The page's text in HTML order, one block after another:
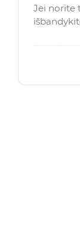
Jei norite